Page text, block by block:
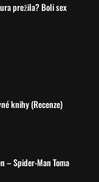
prežila? Boli sex
knihy (Recenze)
– Spider-Man Toma